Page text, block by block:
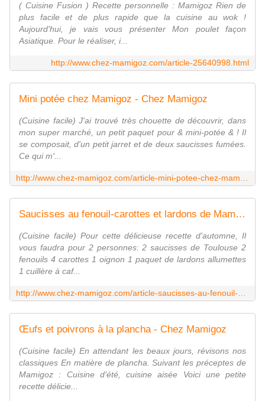
( Cuisine Fusion ) Recette personnelle : Mamigoz Rien de
plus facile et de plus rapide que la cuisine au wok !
Aujourd'hui, je vais vous présenter Mon poulet façon
Asiatique. Pour le réaliser, i...
http://www.chez-mamigoz.com/article-25640998.html
Mini potée chez Mamigoz - Chez Mamigoz
(Cuisine facile) J'ai trouvé très chouette de découvrir, dans
mon super marché, un petit paquet pour & mini-potée & ! Il
se composait, d'un petit jarret et de deux saucisses fumées.
Ce qui m'...
Saucisses au fenouil-carottes et lardons de Mamigoz - Chez Mamigoz
(Cuisine facile) Pour cette délicieuse recette d'automne, Il
vous faudra pour 2 personnes: 2 saucisses de Toulouse 2
fenouils 4 carottes 1 oignon 1 paquet de lardons allumettes
1 cuillère à caf...
Œufs et poivrons à la plancha - Chez Mamigoz
(Cuisine facile) En attendant les beaux jours, révisons nos
classiques En matière de plancha. Suivant les préceptes de
Mamigoz : Cuisine d'été, cuisine aisée Voici une petite
recette délicie...